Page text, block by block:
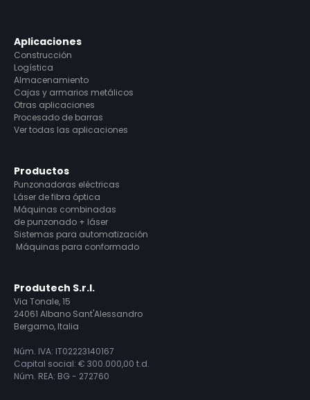
Produtech S.r.l.
Via Tonale, 15
24061 Albano Sant'Alessandro
Bergamo, Italia
Núm. IVA: IT02223140167
Capital social: € 300.000,00 t.d.
Núm. REA: BG - 272760
Productos
Punzonadoras eléctricas
Láser de fibra óptica
Máquinas combinadas
de punzonado + láser
Sistemas para automatización
Máquinas para conformado
Aplicaciones
Construcción
Logística
Almacenamiento
Cajas y armarios metálicos
Otras aplicaciones
Procesado de barras
Ver todas las aplicaciones